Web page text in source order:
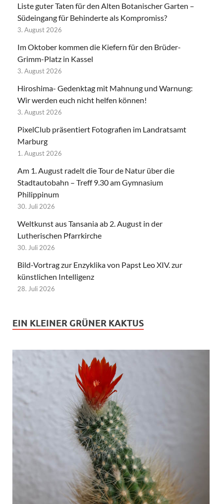
Liste guter Taten für den Alten Botanischer Garten –
Südeingang für Behinderte als Kompromiss?
3. August 2026
Im Oktober kommen die Kiefern für den Brüder-
Grimm-Platz in Kassel
3. August 2026
Hiroshima- Gedenktag mit Mahnung und Warnung:
Wir werden euch nicht helfen können!
3. August 2026
PixelClub präsentiert Fotografien im Landratsamt
Marburg
1. August 2026
Am 1. August radelt die Tour de Natur über die
Stadtautobahn – Treff 9.30 am Gymnasium
Philippinum
30. Juli 2026
Weltkunst aus Tansania ab 2. August in der
Lutherischen Pfarrkirche
30. Juli 2026
Bild-Vortrag zur Enzyklika von Papst Leo XIV. zur
künstlichen Intelligenz
28. Juli 2026
EIN KLEINER GRÜNER KAKTUS